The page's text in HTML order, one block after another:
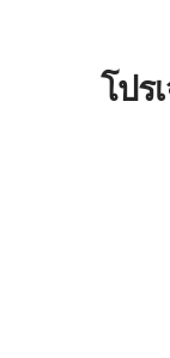
โปร